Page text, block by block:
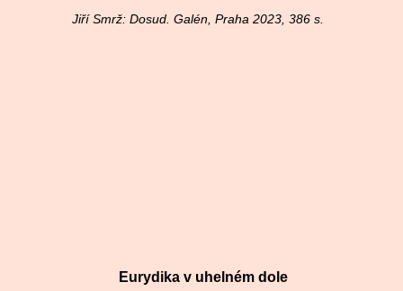
Jiří Smrž: Dosud. Galén, Praha 2023, 386 s.
Eurydika v uhelném dole